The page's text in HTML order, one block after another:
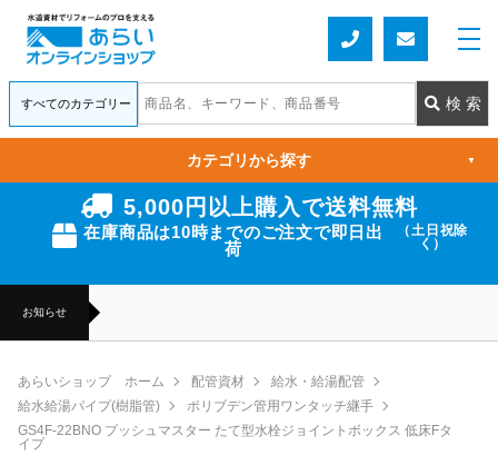
5,000円以上購入で送料無料
在庫商品は10時までのご注文で即日出
荷
（土日祝除
く）
お知らせ
カテゴリから探す ▼
あらいショップ ホーム 配管資材
給水・給湯配管
給水給湯パイプ(樹脂管)
ポリブデン管用ワンタッチ継手
GS4F-22BNO プッシュマスター たて型水栓ジョイントボックス 低床Fタ
イプ